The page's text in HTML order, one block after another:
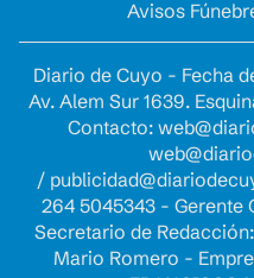
Avisos
Diario de Cuyo - Fecha
Av. Alem Sur 1639.
Contacto:
/
264 5045343 - Gerente
Secretario de
Mario Romero -